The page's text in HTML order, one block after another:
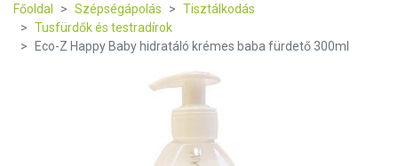
Főoldal Szépségápolás
Tisztálkodás
Tusfürdők és testradírok
Eco-Z Happy Baby hidratáló krémes baba fürdető 300ml